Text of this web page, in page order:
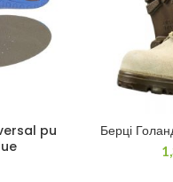
pu
Берці